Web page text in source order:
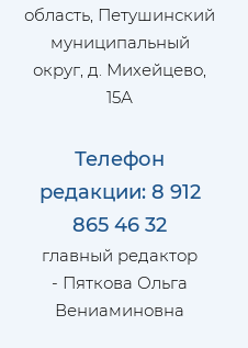
область, Петушинский
муниципальный
округ, д. Михейцево,
15А
Телефон
редакции: 8 912
865 46 32
главный редактор
- Пяткова Ольга
Вениаминовна